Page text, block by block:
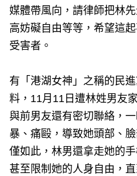
媒體帶風向，請律師把林
高妨礙自由等等，希望這
受害者。
有「港湖女神」之稱的民
料，11月11日遭林姓男友
與前男友還有密切聯絡，
暴、痛毆，導致她頭部、
僅如此，林男還拿走她的
甚至限制她的人身自由，